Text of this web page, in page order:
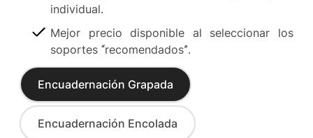
individual.
Mejor precio disponible al seleccionar los
soportes “recomendados”.
Encuadernación Grapada
Encuadernación Encolada